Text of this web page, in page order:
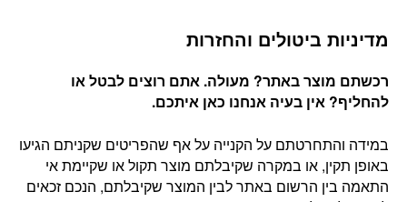
מדיניות ביטולים והחזרות
רכשתם מוצר באתר? מעולה. אתם רוצים לבטל או
להחליף? אין בעיה אנחנו כאן איתכם.
במידה והתחרטתם על הקנייה על אף שהפריטים שקניתם הגיעו
באופן תקין, או במקרה שקיבלתם מוצר תקול או שקיימת אי
התאמה בין הרשום באתר לבין המוצר שקיבלתם, הנכם זכאים